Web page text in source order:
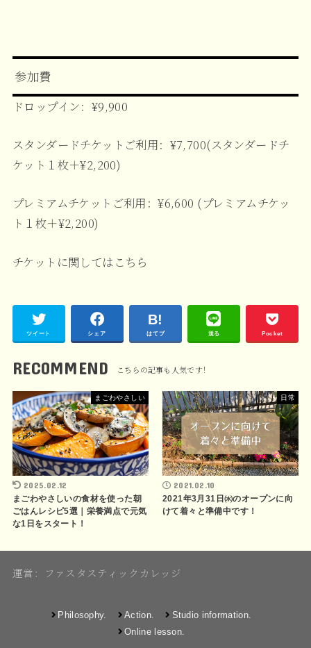
参加費
ドロップイン：¥9,900
スタンダードチケットご利用：¥7,700(スタンダードチ
ケット１枚＋¥2,200)
プレミアムチケットご利用：¥6,600 (プレミアムチケッ
ト１枚＋¥2,200)
チケットに関してはこちら
ツイート シェア はてブ 送る Pocket
RECOMMEND
まごわやさしい
2025.02.12
まごわやさしいの食材を使った朝
ごはんレシピ5選｜栄養満点で元気
な1日をスタート！
日常
2021.02.10
2021年3月31日㈬のオープンに向
けて着々と準備中です！
運営：ファスタスティックカレッジ
Philosophy. Action.
Studio information.
Online lesson.